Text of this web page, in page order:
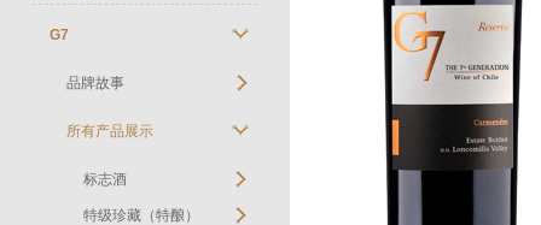
G7
品牌故事
所有产品展示
标志酒
特级珍藏（特酿）